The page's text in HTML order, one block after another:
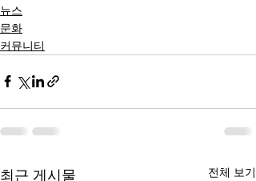
뉴스
문화
커뮤니티
최근 게시물 전체 보기